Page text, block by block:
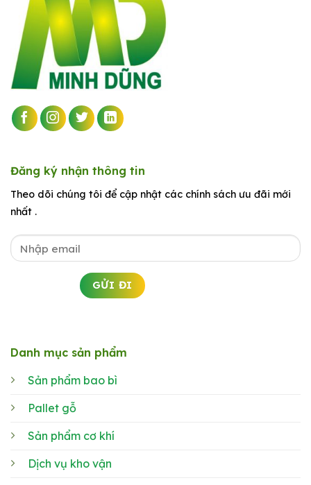
Danh mục sản phẩm
Sản phẩm bao bì
Pallet gỗ
Sản phẩm cơ khí
Dịch vụ kho vận
Đăng ký nhận thông tin
Theo dõi chúng tôi để cập nhật các chính sách ưu đãi mới
nhất .